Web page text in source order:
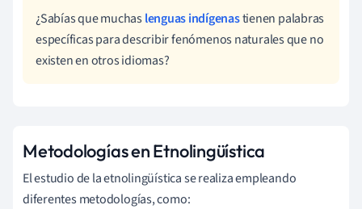
¿Sabías que muchaslenguas indígenastienen palabras
específicas para describir fenómenos naturales que no
existen en otros idiomas?
Metodologías en Etnolingüística
El estudio de la etnolingüística se realiza empleando
diferentes metodologías, como: